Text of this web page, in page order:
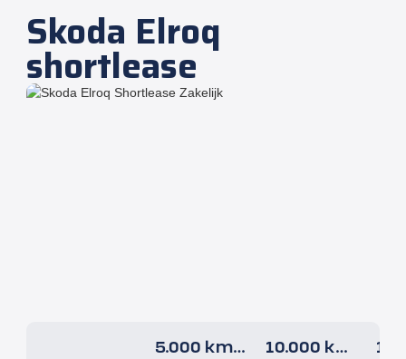
Skoda Elroq
shortlease
5.000 km/jr 10.000 km/jr